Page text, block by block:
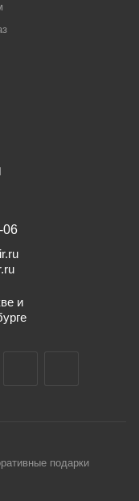
06
и
подарки